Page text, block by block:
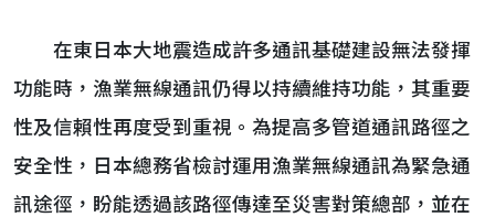
在東日本大地震造成許多通訊基礎建設無法發揮
功能時，漁業無線通訊仍得以持續維持功能，其重要
性及信賴性再度受到重視。為提高多管道通訊路徑之
安全性，日本總務省檢討運用漁業無線通訊為緊急通
訊途徑，盼能透過該路徑傳達至災害對策總部，並在